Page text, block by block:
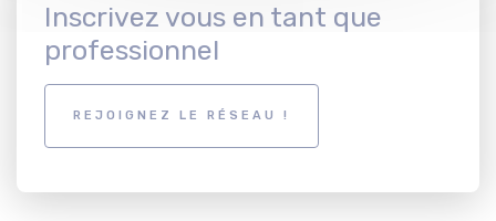
Inscrivez vous en tant que
professionnel
REJOIGNEZ LE RÉSEAU !